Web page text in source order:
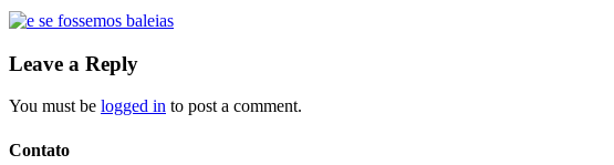
Leave a Reply
You must be logged in to post a comment.
Contato